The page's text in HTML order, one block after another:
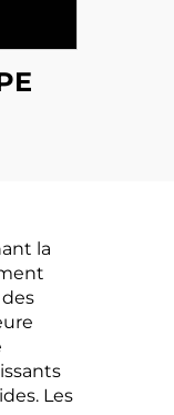
la
Les